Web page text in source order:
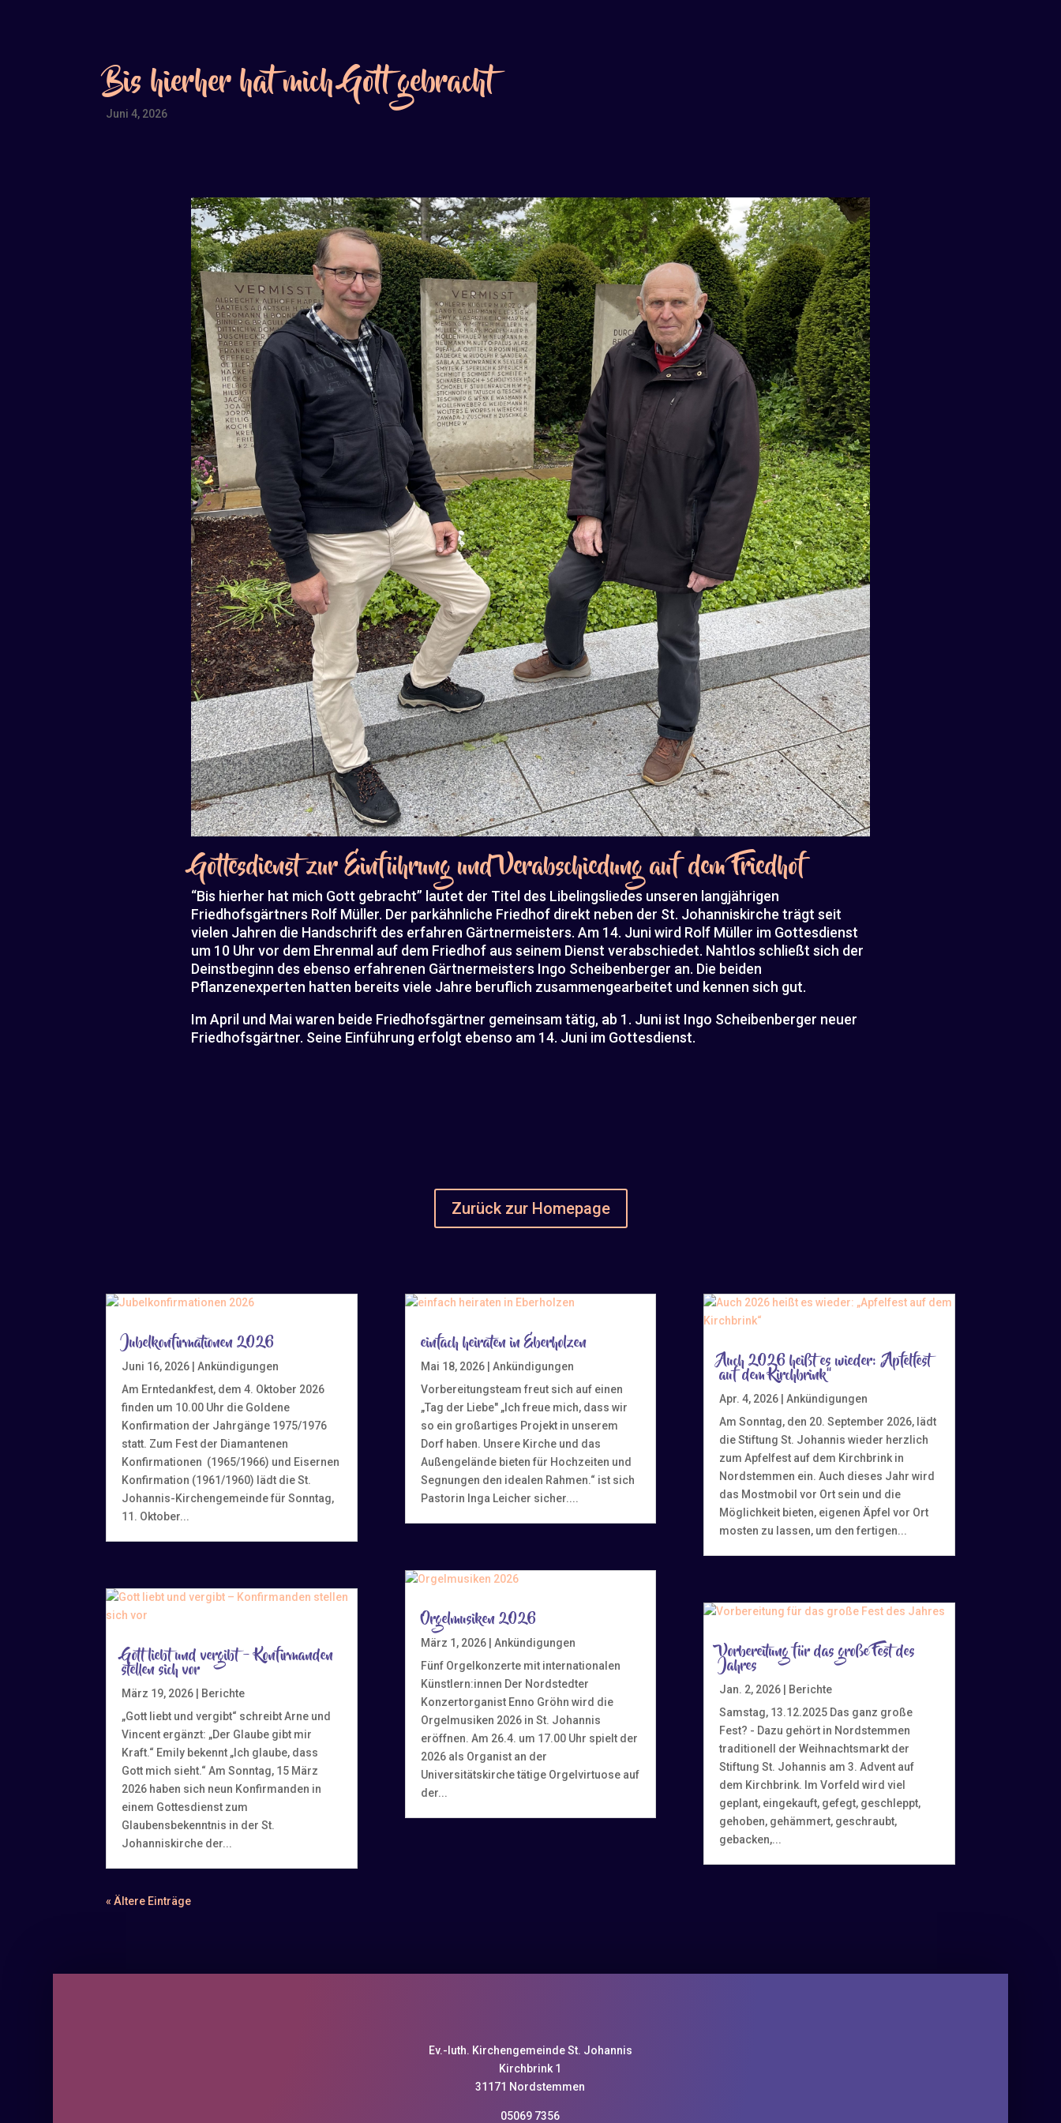
Bis hierher hat mich Gott gebracht
Juni 4, 2026
Gottesdienst zur Einführung und Verabschiedung auf dem Friedhof
“Bis hierher hat mich Gott gebracht” lautet der Titel des Libelingsliedes unseren langjährigen
Friedhofsgärtners Rolf Müller. Der parkähnliche Friedhof direkt neben der St. Johanniskirche trägt seit
vielen Jahren die Handschrift des erfahren Gärtnermeisters. Am 14. Juni wird Rolf Müller im Gottesdienst
um 10 Uhr vor dem Ehrenmal auf dem Friedhof aus seinem Dienst verabschiedet. Nahtlos schließt sich der
Deinstbeginn des ebenso erfahrenen Gärtnermeisters Ingo Scheibenberger an. Die beiden
Pflanzenexperten hatten bereits viele Jahre beruflich zusammengearbeitet und kennen sich gut.
Im April und Mai waren beide Friedhofsgärtner gemeinsam tätig, ab 1. Juni ist Ingo Scheibenberger neuer
Friedhofsgärtner. Seine Einführung erfolgt ebenso am 14. Juni im Gottesdienst.
Zurück zur Homepage
Jubelkonfirmationen 2026
Juni 16, 2026 |Ankündigungen
Am Erntedankfest, dem 4. Oktober 2026
finden um 10.00 Uhr die Goldene
Konfirmation der Jahrgänge 1975/1976
statt. Zum Fest der Diamantenen
Konfirmationen (1965/1966) und Eisernen
Konfirmation (1961/1960) lädt die St.
Johannis-Kirchengemeinde für Sonntag,
11. Oktober...
Gott liebt und vergibt – Konfirmanden
stellen sich vor
März 19, 2026
Berichte
„Gott liebt und vergibt“ schreibt Arne und
Vincent ergänzt: „Der Glaube gibt mir
Kraft.“ Emily bekennt „Ich glaube, dass
Gott mich sieht.“ Am Sonntag, 15 März
2026 haben sich neun Konfirmanden in
einem Gottesdienst zum
Glaubensbekenntnis in der St.
Johanniskirche der...
einfach heiraten in Eberholzen
Mai 18, 2026| Ankündigungen
Vorbereitungsteam freut sich auf einen
„Tag der Liebe" „Ich freue mich, dass wir
so ein großartiges Projekt in unserem
Dorf haben. Unsere Kirche und das
Außengelände bieten für Hochzeiten und
Segnungen den idealen Rahmen.“ ist sich
Pastorin Inga Leicher sicher....
Orgelmusiken 2026
März 1, 2026| Ankündigungen
Fünf Orgelkonzerte mit internationalen
Künstlern:innen Der Nordstedter
Konzertorganist Enno Gröhn wird die
Orgelmusiken 2026 in St. Johannis
eröffnen. Am 26.4. um 17.00 Uhr spielt der
2026 als Organist an der
Universitätskirche tätige Orgelvirtuose auf
der...
Auch 2026 heißt es wieder: „Apfelfest
auf dem Kirchbrink“
Apr. 4, 2026| Ankündigungen
Am Sonntag, den 20. September 2026, lädt
die Stiftung St. Johannis wieder herzlich
zum Apfelfest auf dem Kirchbrink in
Nordstemmen ein. Auch dieses Jahr wird
das Mostmobil vor Ort sein und die
Möglichkeit bieten, eigenen Äpfel vor Ort
mosten zu lassen, um den fertigen...
Vorbereitung für das große Fest des
Jahres
Jan. 2, 2026|
Berichte
Samstag, 13.12.2025 Das ganz große
Fest? - Dazu gehört in Nordstemmen
traditionell der Weihnachtsmarkt der
Stiftung St. Johannis am 3. Advent auf
dem Kirchbrink. Im Vorfeld wird viel
geplant, eingekauft, gefegt, geschleppt,
gehoben, gehämmert, geschraubt,
gebacken,...
« Ältere Einträge
Ev.-luth. Kirchengemeinde St. Johannis
Kirchbrink 1
31171 Nordstemmen
05069 7356